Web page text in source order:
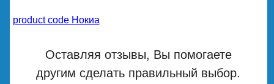
product code Нокиа
Оставляя отзывы, Вы помогаете
другим сделать правильный выбор.